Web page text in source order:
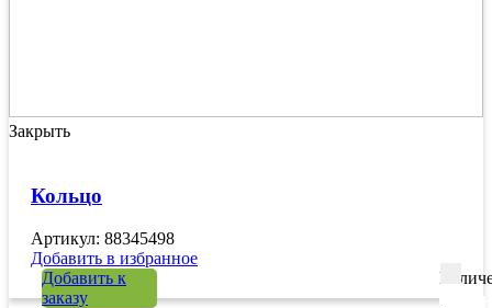
Закрыть
Кольцо
Артикул: 88345498
Добавить в избранное
Добавить к
заказу